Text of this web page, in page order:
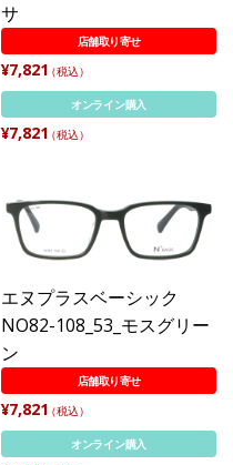
サ
店舗取り寄せ
¥7,821 （税込）
オンライン購入
¥7,821 （税込）
エヌプラスベーシック
NO82-108_53_モスグリー
ン
店舗取り寄せ
¥7,821 （税込）
オンライン購入